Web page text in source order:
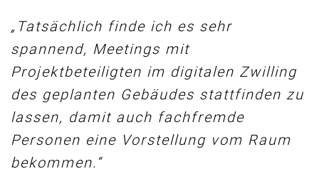
Tatsächlich finde ich es sehr
spannend, Meetings mit
Projektbeteiligten im digitalen Zwilling
des geplanten Gebäudes stattfinden zu
lassen, damit auch fachfremde
Personen eine Vorstellung vom Raum
bekommen.